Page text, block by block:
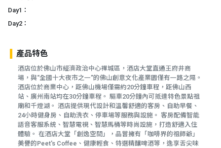
Day1：
Day2：
產品特色
酒店位於佛山市經濟政治中心禪城區，酒店大堂直通王府井商
場，與“全國十大夜市之一”的佛山創意文化產業園僅有一路之隔。
酒店位於商業中心，距佛山機場僅需約20分鐘車程，距佛山西
站、廣州南站均在30分鐘車程。 驅車20分鐘內可抵達特色景點祖
廟和千燈湖。 酒店提供現代設計和溫馨舒適的客房、自助早餐、
24小時健身房、自助洗衣、停車場等服務與設施。 客房配備智能
語音客服系統、智慧電視、智慧馬桶等時尚設施，打造舒適入住
體驗。 在酒店大堂「創逸空間」，品嘗擁有「咖啡界的祖師爺」
美譽的Peet's Coffee、健康輕食、特選精釀啤酒等，逸享舌尖味